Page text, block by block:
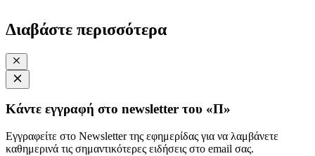
Διαβάστε περισσότερα
Κάντε εγγραφή στο newsletter του «Π»
Εγγραφείτε στο Newsletter της εφημερίδας για να λαμβάνετε
καθημερινά τις σημαντικότερες ειδήσεις στο email σας.